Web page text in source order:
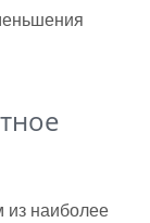
из наиболее